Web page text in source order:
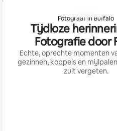
Fotograaf in Buffalo
Tijdloze
Fotografie door
Echte, oprechte momenten
gezinnen, koppels en
zult vergeten.